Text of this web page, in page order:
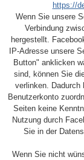
https://
Wenn Sie unsere
Verbindung
hergestellt.
IP-Adresse unsere
Button" anklicken
sind, können Sie
verlinken. Dadurch
Benutzerkonto
Seiten keine
Nutzung durch
Sie in der
Wenn Sie nicht